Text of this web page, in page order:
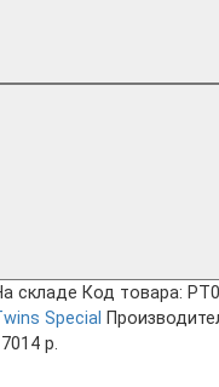
складе Код товара:
Special
р.